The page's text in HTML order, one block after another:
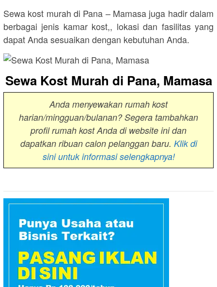
Sewa kost murah di Pana – Mamasa juga hadir dalam
berbagai jenis kamar kost,, lokasi dan fasilitas yang
dapat Anda sesuaikan dengan kebutuhan Anda.
Sewa Kost Murah di Pana, Mamasa
Anda menyewakan rumah kost
harian/mingguan/bulanan? Segera tambahkan
profil rumah kost Anda di website ini dan
dapatkan ribuan calon pelanggan baru. Klik di
sini untuk informasi selengkapnya!